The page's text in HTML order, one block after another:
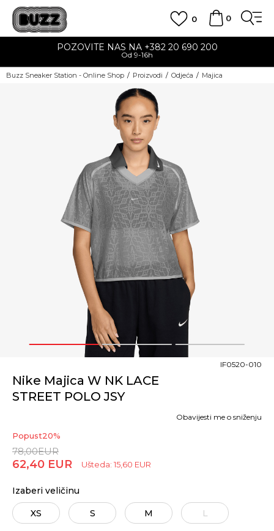
0
0
POZOVITE NAS NA +382 20 690 200
Od 9-16h
Buzz Sneaker Station - Online Shop Proizvodi Odjeća Majica
1 2 3
Nike Majica W NK LACE
STREET POLO JSY
IF0520-010
Popust20%
78,00EUR
62,40 EUR Ušteda: 15,60 EUR
Obavijesti me o sniženju
Izaberi veličinu
XS S M L